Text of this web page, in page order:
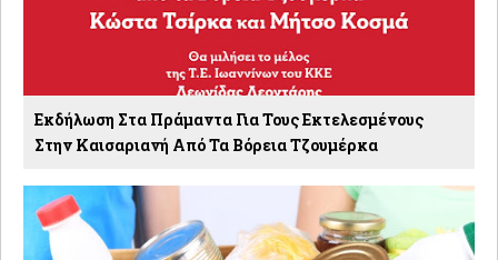
Εκδήλωση Στα Πράμαντα Για Τους Εκτελεσμένους
Στην Καισαριανή Από Τα Βόρεια Τζουμέρκα